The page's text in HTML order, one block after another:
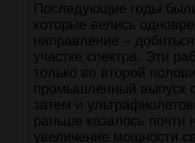
Последующие годы
которые велись
направление –
участке спектра. Эти
только во второй
промышленный выпуск
затем и
раньше казалось
увеличение мощности